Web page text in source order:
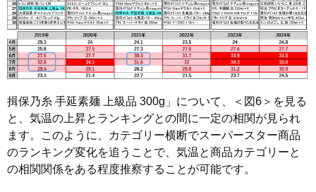
揖保乃糸 手延素麺 上級品 300g」について、＜図6＞を見る
と、気温の上昇とランキングとの間に一定の相関が見られ
ます。このように、カテゴリー横断でスーパースター商品
のランキング変化を追うことで、気温と商品カテゴリーと
の相関関係をある程度推察することが可能です。